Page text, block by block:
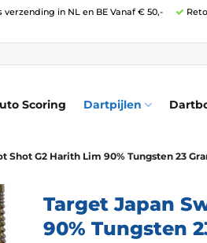
verzending in NL en BE Vanaf € 50,-
Scoring Dartpijlen
Shot G2 Harith Lim 90% Tungsten 23
Target Japan
90% Tungsten